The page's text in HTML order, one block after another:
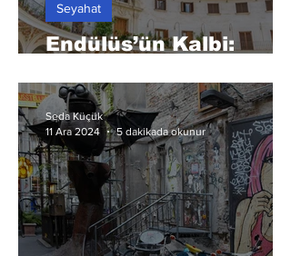
Endülüs’ün Kalbi:
Seyahat
Seda Küçük
11 Ara 2024
5 dakikada okunur